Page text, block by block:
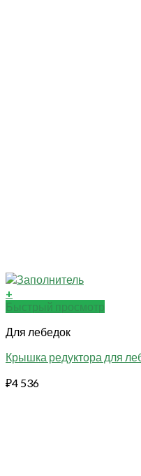
+
Быстрый просмотр
Для лебедок
Крышка редуктора для
₽4 536